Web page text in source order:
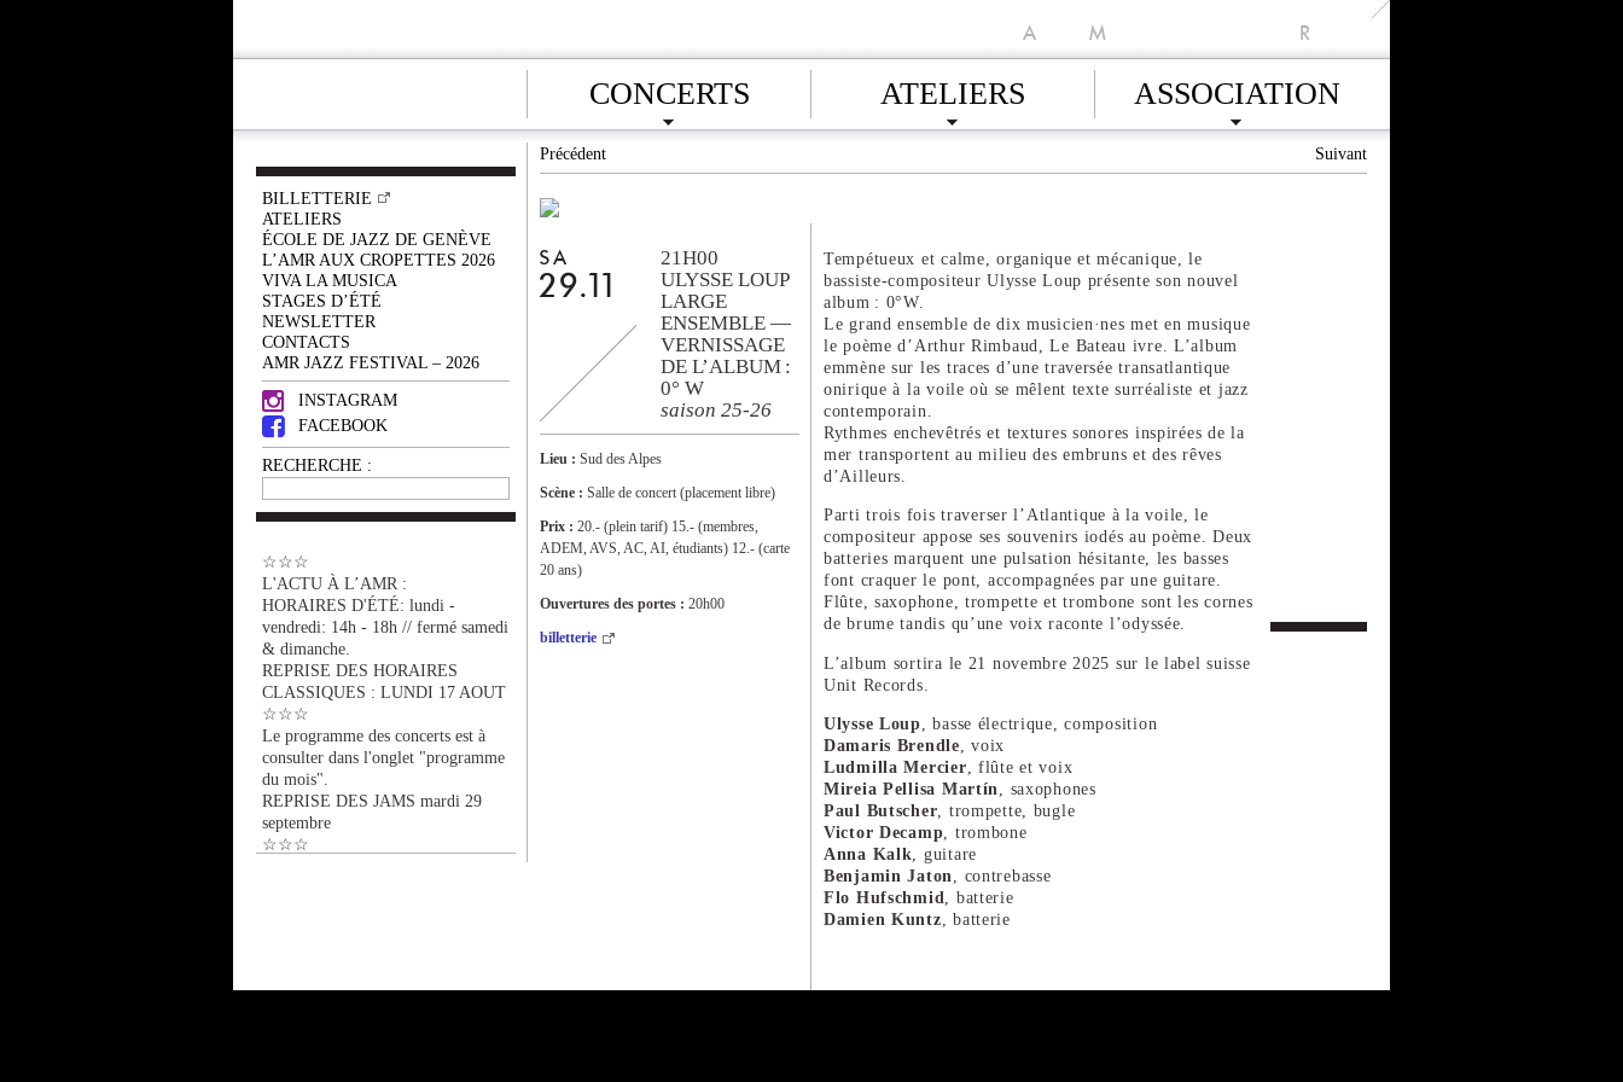
A M R
CONCERTS ATELIERS ASSOCIATION
BILLETTERIE
ATELIERS
ÉCOLE DE JAZZ DE GENÈVE
L’AMR AUX CROPETTES 2026
VIVA LA MUSICA
STAGES D’ÉTÉ
NEWSLETTER
CONTACTS
AMR JAZZ FESTIVAL – 2026
INSTAGRAM
FACEBOOK
RECHERCHE :
☆☆☆
L'ACTU À L’AMR :
HORAIRES D'ÉTÉ: lundi -
vendredi: 14h - 18h // fermé samedi
& dimanche.
REPRISE DES HORAIRES
CLASSIQUES : LUNDI 17 AOUT
☆☆☆
Le programme des concerts est à
consulter dans l'onglet "programme
du mois".
REPRISE DES JAMS mardi 29
septembre
☆☆☆
Précédent Suivant
SA
29.11
21H00
ULYSSE LOUP
LARGE
ENSEMBLE —
VERNISSAGE
DE L’ALBUM :
0° W
saison 25-26
Lieu : Sud des Alpes
Scène : Salle de concert (placement libre)
Prix : 20.- (plein tarif) 15.- (membres,
ADEM, AVS, AC, AI, étudiants) 12.- (carte
20 ans)
Ouvertures des portes : 20h00
billetterie
Tempétueux et calme, organique et mécanique, le
bassiste-compositeur Ulysse Loup présente son nouvel
album : 0°W.
Le grand ensemble de dix musicien·nes met en musique
le poème d’Arthur Rimbaud, Le Bateau ivre. L’album
emmène sur les traces d’une traversée transatlantique
onirique à la voile où se mêlent texte surréaliste et jazz
contemporain.
Rythmes enchevêtrés et textures sonores inspirées de la
mer transportent au milieu des embruns et des rêves
d’Ailleurs.
Parti trois fois traverser l’Atlantique à la voile, le
compositeur appose ses souvenirs iodés au poème. Deux
batteries marquent une pulsation hésitante, les basses
font craquer le pont, accompagnées par une guitare.
Flûte, saxophone, trompette et trombone sont les cornes
de brume tandis qu’une voix raconte l’odyssée.
L’album sortira le 21 novembre 2025 sur le label suisse
Unit Records.
Ulysse Loup , basse électrique, composition
Damaris Brendle , voix
Ludmilla Mercier , flûte et voix
Mireia Pellisa Martín
, saxophones
Paul Butscher , trompette, bugle
Victor Decamp , trombone
Anna Kalk , guitare
Benjamin Jaton
, contrebasse
Flo Hufschmid , batterie
Damien Kuntz , batterie